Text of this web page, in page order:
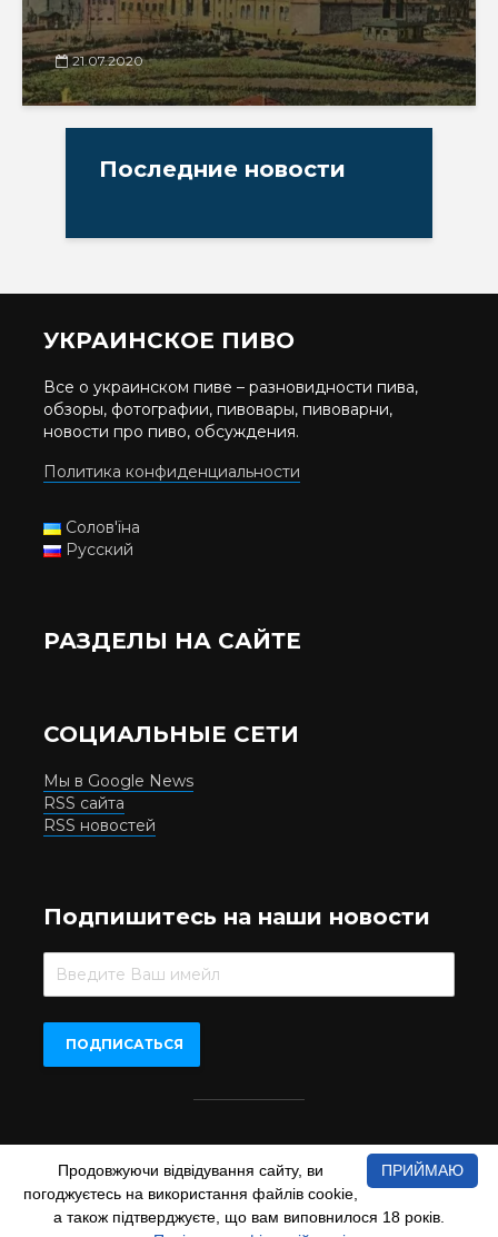
21.07.2020
Последние новости
УКРАИНСКОЕ ПИВО
Все о украинском пиве – разновидности пива,
обзоры, фотографии, пивовары, пивоварни,
новости про пиво, обсуждения.
Политика конфиденциальности
Солов'їна
Русский
РАЗДЕЛЫ НА САЙТЕ
СОЦИАЛЬНЫЕ СЕТИ
Мы в Google News
RSS сайта
RSS новостей
Подпишитесь на наши новости
Beer.UA © 2016-2022
При копіюванні матеріалів з сайту обов'язкове пряме
відкрите для пошукових систем гіперпосилання на сайт
www.beer.ua
ПРИЙМАЮ
Продовжуючи відвідування сайту, ви
погоджуєтесь на використання файлів cookie,
а також підтверджуєте, що вам виповнилося 18 років.